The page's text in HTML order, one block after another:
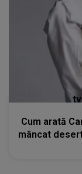
Cum arată
mâncat